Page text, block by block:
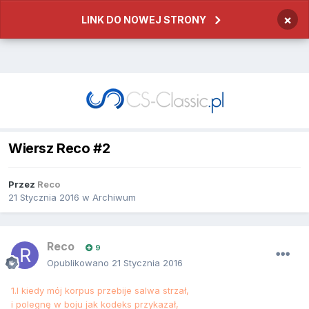
LINK DO NOWEJ STRONY ×
Wiersz Reco #2
Przez Reco
21 Stycznia 2016 w Archiwum
Reco 9
Opublikowano 21 Stycznia 2016
1.I kiedy mój korpus przebije salwa strzał,
i polegnę w boju jak kodeks przykazał,